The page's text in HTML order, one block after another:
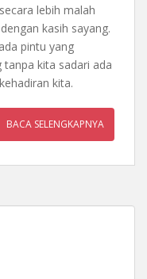
lebih malah
kasih sayang.
pintu yang
kita sadari ada
kita.
BACA SELENGKAPNYA